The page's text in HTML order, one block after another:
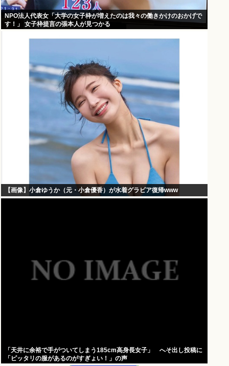
NPO法人代表女「大学の女子枠が増えたのは我々の働きかけのおかげで
す！」 女子枠提言の張本人が見つかる
【画像】小倉ゆうか（元・小倉優香）が水着グラビア復帰www
「天井に余裕で手がついてしまう185cm高身長女子」 へそ出し投稿に
「ピッタリの服があるのがすぎょい！」の声